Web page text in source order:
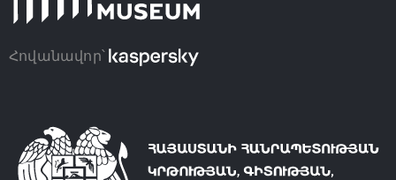
Հովանավոր՝